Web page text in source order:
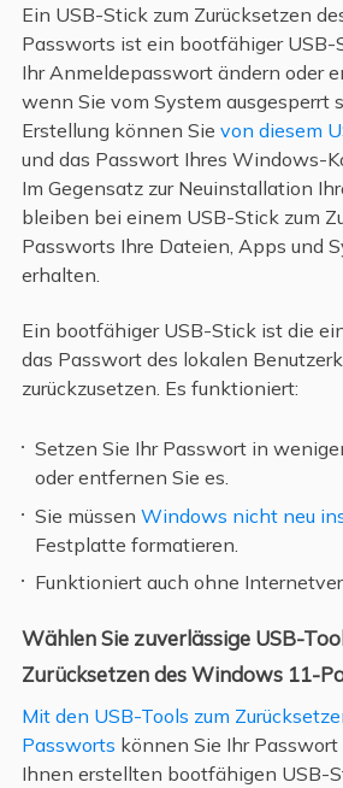
Ein USB-Stick zum Zurücksetzen
Passworts ist ein bootfähiger USB-
Ihr Anmeldepasswort ändern oder
wenn Sie vom System ausgesperrt
Erstellung können Sie von diesem
und das Passwort Ihres Windows-
Im Gegensatz zur Neuinstallation
bleiben bei einem USB-Stick zum
Passworts Ihre Dateien, Apps und
erhalten.
Ein bootfähiger USB-Stick ist die
das Passwort des lokalen
zurückzusetzen. Es funktioniert:
Setzen Sie Ihr Passwort in
oder entfernen Sie es.
Sie müssenWindows nicht neu
Festplatte formatieren.
Funktioniert auch ohne
Wählen Sie zuverlässige USB-
Zurücksetzen des Windows 11-
Mit den USB-Tools zum
Passworts können Sie Ihr
Ihnen erstellten bootfähigen USB-